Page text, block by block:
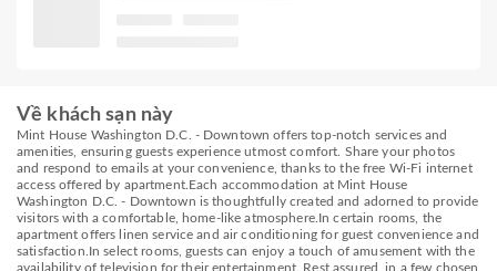
Về khách sạn này
Mint House Washington D.C. - Downtown offers top-notch services and
amenities, ensuring guests experience utmost comfort. Share your photos
and respond to emails at your convenience, thanks to the free Wi-Fi internet
access offered by apartment.Each accommodation at Mint House
Washington D.C. - Downtown is thoughtfully created and adorned to provide
visitors with a comfortable, home-like atmosphere.In certain rooms, the
apartment offers linen service and air conditioning for guest convenience and
satisfaction.In select rooms, guests can enjoy a touch of amusement with the
availability of television for their entertainment. Rest assured, in a few chosen